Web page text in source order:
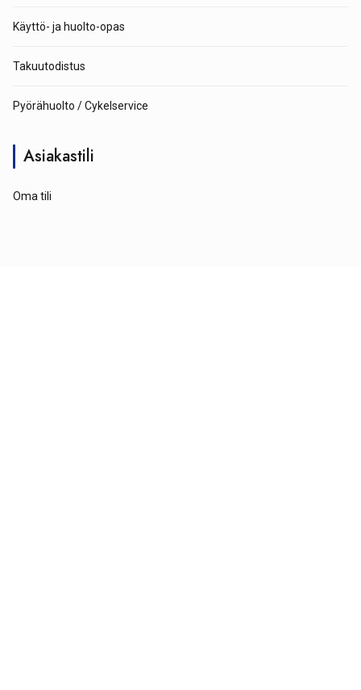
Käyttö- ja huolto-opas
Takuutodistus
Pyörähuolto / Cykelservice
Asiakastili
Oma tili